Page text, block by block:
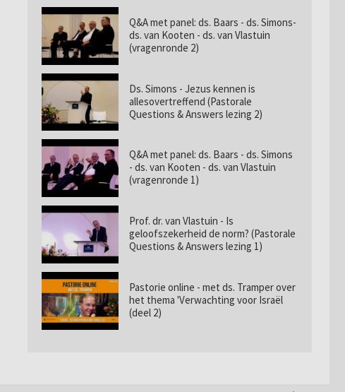
Q&A met panel: ds. Baars - ds. Simons-
ds. van Kooten - ds. van Vlastuin
(vragenronde 2)
Ds. Simons - Jezus kennen is
allesovertreffend (Pastorale
Questions & Answers lezing 2)
Q&A met panel: ds. Baars - ds. Simons
- ds. van Kooten - ds. van Vlastuin
(vragenronde 1)
Prof. dr. van Vlastuin - Is
geloofszekerheid de norm? (Pastorale
Questions & Answers lezing 1)
Pastorie online - met ds. Tramper over
het thema 'Verwachting voor Israël
(deel 2)